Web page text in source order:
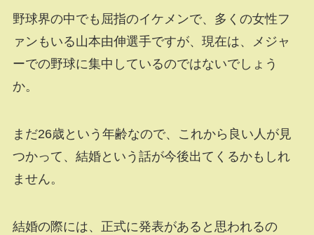
野球界の中でも屈指のイケメンで、多くの女性フ
ァンもいる山本由伸選手ですが、現在は、メジャ
ーでの野球に集中しているのではないでしょう
か。
まだ26歳という年齢なので、これから良い人が見
つかって、結婚という話が今後出てくるかもしれ
ません。
結婚の際には、正式に発表があると思われるの